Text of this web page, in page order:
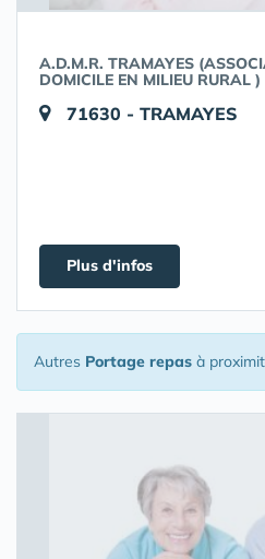
A.D.M.R. TRAMAYES
DOMICILE EN MILIEU RURAL )
71630 - TRAMAYES
Plus d'infos
Autres Portage repas à